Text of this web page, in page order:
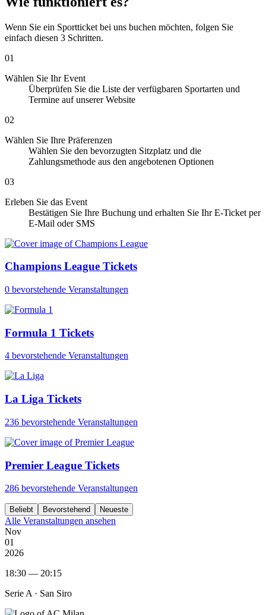
Wenn Sie ein Sportticket bei uns buchen möchten, folgen Sie
einfach diesen 3 Schritten.
01
Wählen Sie Ihr Event
Überprüfen Sie die Liste der verfügbaren Sportarten und
Termine auf unserer Website
02
Wählen Sie Ihre Präferenzen
Wählen Sie den bevorzugten Sitzplatz und die
Zahlungsmethode aus den angebotenen Optionen
03
Erleben Sie das Event
Bestätigen Sie Ihre Buchung und erhalten Sie Ihr E-Ticket per
E-Mail oder SMS
Champions League Tickets
0 bevorstehende Veranstaltungen
Formula 1 Tickets
4 bevorstehende Veranstaltungen
La Liga Tickets
236 bevorstehende Veranstaltungen
Premier League Tickets
286 bevorstehende Veranstaltungen
Beliebt Bevorstehend Neueste
Alle Veranstaltungen ansehen
Nov
01
2026
18:30 — 20:15
Serie A · San Siro